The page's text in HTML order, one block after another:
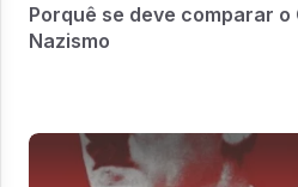
Porquê se deve comparar o
Nazismo